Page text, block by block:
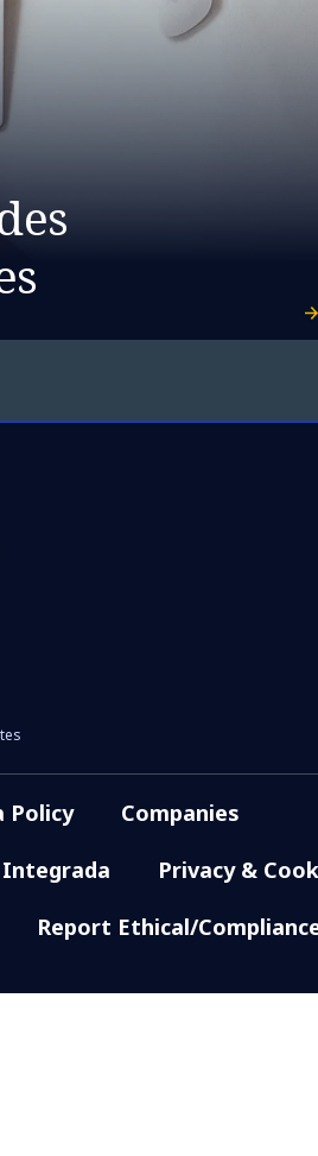
Policy
Companies
Integrada
Privacy &
Report Ethical/